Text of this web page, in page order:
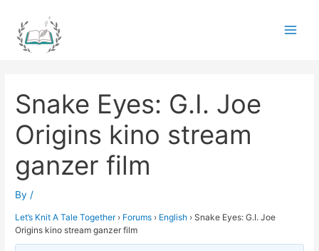
content
Snake Eyes: G.I. Joe
Origins kino stream
ganzer film
By /
Let’s Knit A Tale Together › Forums › English › Snake Eyes: G.I. Joe
Origins kino stream ganzer film